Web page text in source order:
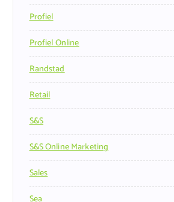
Profiel
Profiel Online
Randstad
Retail
S&s
S&s Online Marketing
Sales